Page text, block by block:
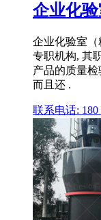
企业化验
企业化验室
专职机构, 其
产品的质量
而且还 .
联系电话: 180